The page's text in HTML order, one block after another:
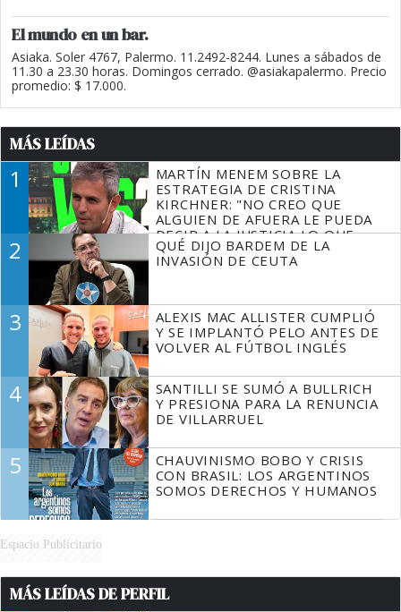
El mundo en un bar.
Asiaka. Soler 4767, Palermo. 11.2492-8244. Lunes a sábados de
11.30 a 23.30 horas. Domingos cerrado. @asiakapalermo. Precio
promedio: $ 17.000.
MÁS LEÍDAS
1
MARTÍN MENEM SOBRE LA
ESTRATEGIA DE CRISTINA
KIRCHNER: "NO CREO QUE
ALGUIEN DE AFUERA LE PUEDA
DECIR A LA JUSTICIA LO QUE
TIENE QUE HACER"
2
QUÉ DIJO BARDEM DE LA
INVASIÓN DE CEUTA
3
ALEXIS MAC ALLISTER CUMPLIÓ
Y SE IMPLANTÓ PELO ANTES DE
VOLVER AL FÚTBOL INGLÉS
4
SANTILLI SE SUMÓ A BULLRICH
Y PRESIONA PARA LA RENUNCIA
DE VILLARRUEL
5
CHAUVINISMO BOBO Y CRISIS
CON BRASIL: LOS ARGENTINOS
SOMOS DERECHOS Y HUMANOS
Espacio Publicitario
MÁS LEÍDAS DE PERFIL